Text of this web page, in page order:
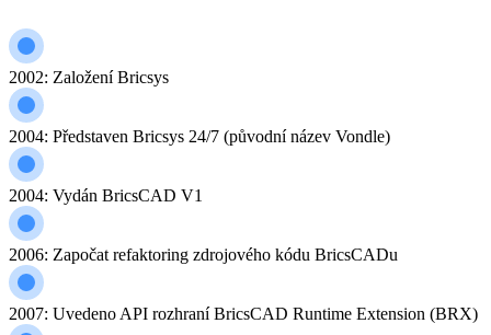
2002: Založení Bricsys
2004: Představen Bricsys 24/7 (původní název Vondle)
2004: Vydán BricsCAD V1
2006: Započat refaktoring zdrojového kódu BricsCADu
2007: Uvedeno API rozhraní BricsCAD Runtime Extension (BRX)